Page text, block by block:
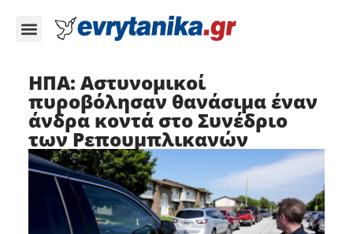
ΗΠΑ: Αστυνομικοί
πυροβόλησαν θανάσιμα έναν
άνδρα κοντά στο Συνέδριο
των Ρεπουμπλικανών